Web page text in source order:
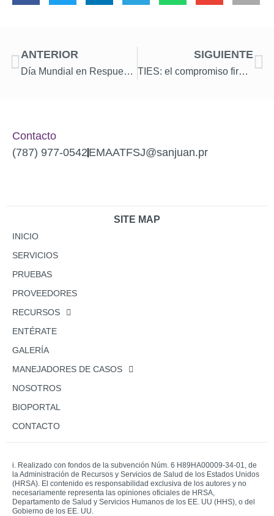
ANTERIOR
Día Mundial en Respuesta al VIH 2025
SIGUIENTE
TIES: el compromiso firme de San Juan para erradicar el VIH
Contacto
(787) 977-0542 EMAATFSJ@sanjuan.pr
SITE MAP
INICIO
SERVICIOS
PRUEBAS
PROVEEDORES
RECURSOS
ENTÉRATE
GALERÍA
MANEJADORES DE CASOS
NOSOTROS
BIOPORTAL
CONTACTO
i. Realizado con fondos de la subvención Núm. 6 H89HA00009-34-01, de
la Administración de Recursos y Servicios de Salud de los Estados Unidos
(HRSA). El contenido es responsabilidad exclusiva de los autores y no
necesariamente representa las opiniones oficiales de HRSA,
Departamento de Salud y Servicios Humanos de los EE. UU (HHS), o del
Gobierno de los EE. UU.